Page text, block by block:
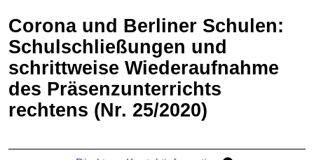
Corona und Berliner Schulen:
Schulschließungen und
schrittweise Wiederaufnahme
des Präsenzunterrichts
rechtens (Nr. 25/2020)